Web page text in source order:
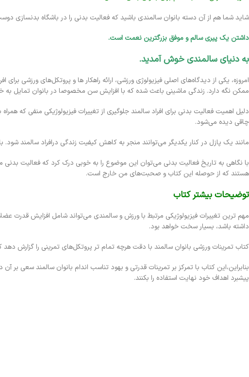
شاید شما هم از آن دسته بانوان سالمندی باشید که فعالیت بدنی را در باشگاه بدنسازی
داشتن یک پیری سالم و موفق بزرگترین نعمت است.
به دنیای سالمندی خوش آمدید.
امروزه، یکی از دیدگاه‌های اصلی فیزیولوژی ورزشی، ارائه راهکار ها و پروتکل‌های
ممکن نگه دارد. زندگی ماشینی باعث شده که با افزایش سن مخصوصا در بانوان تمایل به
دلیل اهمیت فعالیت بدنی برای افراد سالمند جلوگیری از تغییرات فیزیولوژیکی منفی که
چاقی دیده می‌شود.
مانند یک پازل در کنار یکدیگر می‌توانند منجر به کاهش کیفیت زندگی درافراد سالمند
با نگاهی به تاریخ فعالیت بدنی می‌توان این موضوع را به خوبی درک کرد که فعالیت بدنی
هستند که از حوصله این کتاب و صحبت‌های من خارج است.
توضیحات بیشتر کتاب
مهم ترین تغییرات فیزیولوژیکی مرتبط با ورزش و سالمندی می‌تواند شامل افزایش قدرت
داشته باشد، بسیار سخت خواهد بود.
کتاب تمرینات ورزشی بانوان سالمند با دقت هرچه تمام تر پروتکل‌های تمرینی را گزارش دهد
بنابراین،این کتاب با تمرکز بر تمرینات قدرتی و بهود تناسب اندام بانوان سالمند سعی بر
پیشبرد اهداف خود نهایت استفاده را بکنند.